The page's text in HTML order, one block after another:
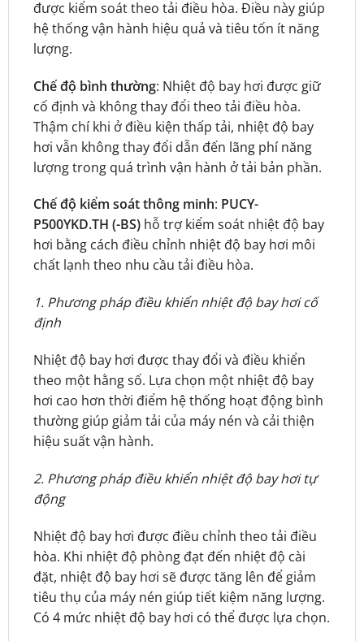
được kiểm soát theo tải điều hòa. Điều này giúp
hệ thống vận hành hiệu quả và tiêu tốn ít năng
lượng.
Chế độ bình thường: Nhiệt độ bay hơi được giữ
cố định và không thay đổi theo tải điều hòa.
Thậm chí khi ở điều kiện thấp tải, nhiệt độ bay
hơi vẫn không thay đổi dẫn đến lãng phí năng
lượng trong quá trình vận hành ở tải bản phần.
Chế độ kiểm soát thông minh: PUCY-
P500YKD.TH (-BS) hỗ trợ kiểm soát nhiệt độ bay
hơi bằng cách điều chỉnh nhiệt độ bay hơi môi
chất lạnh theo nhu cầu tải điều hòa.
1. Phương pháp điều khiển nhiệt độ bay hơi cố
định
Nhiệt độ bay hơi được thay đổi và điều khiển
theo một hằng số. Lựa chọn một nhiệt độ bay
hơi cao hơn thời điểm hệ thống hoạt động bình
thường giúp giảm tải của máy nén và cải thiện
hiệu suất vận hành.
2. Phương pháp điều khiển nhiệt độ bay hơi tự
động
Nhiệt độ bay hơi được điều chỉnh theo tải điều
hòa. Khi nhiệt độ phòng đạt đến nhiệt độ cài
đặt, nhiệt độ bay hơi sẽ được tăng lên để giảm
tiêu thụ của máy nén giúp tiết kiệm năng lượng.
Có 4 mức nhiệt độ bay hơi có thể được lựa chọn.